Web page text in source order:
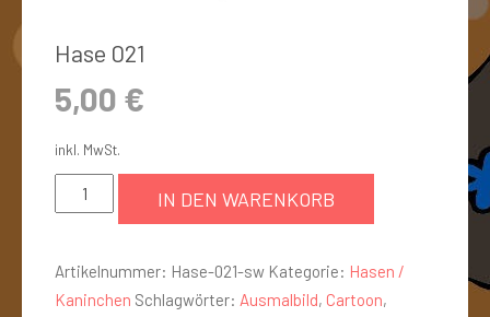
Hase 021
5,00 €
inkl. MwSt.
IN DEN WARENKORB
Artikelnummer: Hase-021-sw Kategorie: Hasen /
Kaninchen Schlagwörter: Ausmalbild, Cartoon,